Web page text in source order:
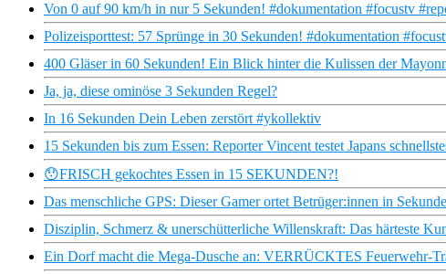
Von 0 auf 90 km/h in nur 5 Sekunden! #dokumentation #focustv
Polizeisporttest: 57 Sprünge in 30 Sekunden! #dokumentation
400 Gläser in 60 Sekunden! Ein Blick hinter die Kulissen der
Ja, ja, diese ominöse 3 Sekunden Regel?
In 16 Sekunden Dein Leben zerstört #ykollektiv
15 Sekunden bis zum Essen: Reporter Vincent testet Japans
😯FRISCH gekochtes Essen in 15 SEKUNDEN?!
Das menschliche GPS: Dieser Gamer ortet Betrüger:innen in
Disziplin, Schmerz & unerschütterliche Willenskraft: Das härteste
Ein Dorf macht die Mega-Dusche an: VERRÜCKTES Feuerwehr-